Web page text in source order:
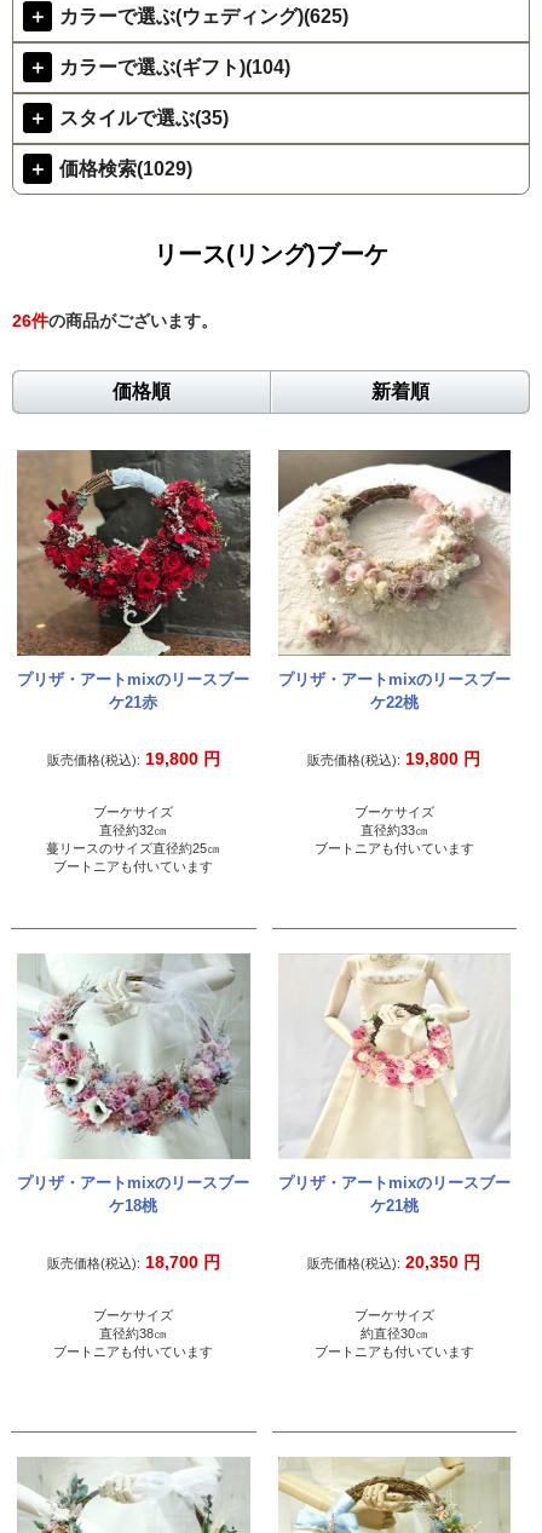
＋ カラーで選ぶ(ウェディング)(625)
＋ カラーで選ぶ(ギフト)(104)
＋ スタイルで選ぶ(35)
＋ 価格検索(1029)
リース(リング)ブーケ
26件の商品がございます。
価格順 新着順
プリザ・アートmixのリースブー
ケ21赤
販売価格(税込): 19,800 円
ブーケサイズ
直径約32㎝
蔓リースのサイズ直径約25㎝
ブートニアも付いています
プリザ・アートmixのリースブー
ケ22桃
販売価格(税込): 19,800 円
ブーケサイズ
直径約33㎝
ブートニアも付いています
プリザ・アートmixのリースブー
ケ18桃
販売価格(税込): 18,700 円
ブーケサイズ
直径約38㎝
ブートニアも付いています
プリザ・アートmixのリースブー
ケ21桃
販売価格(税込): 20,350 円
ブーケサイズ
約直径30㎝
ブートニアも付いています